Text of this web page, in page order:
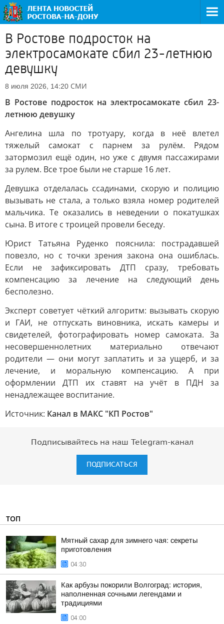
В Ростове подросток на
электросамокате сбил 23-летнюю
девушку
8 июля 2026, 14:20 СМИ
В Ростове подросток на электросамокате сбил 23-
летнюю девушку
Ангелина шла по тротуару, когда в неё влетел
тяжелый самокат с парнем за рулём. Рядом
затормозил ещё один, но уже с двумя пассажирами
за рулем. Все трое были не старше 16 лет.
Девушка отделалась ссадинами, скорую и полицию
вызывать не стала, а только взяла номер родителей
мальчика. Те оказались в неведении о покатушках
сына. В итоге с троицей провели беседу.
Юрист Татьяна Руденко пояснила: пострадавшей
повезло, но с точки зрения закона она ошиблась.
Если не зафиксировать ДТП сразу, требовать
компенсацию за лечение на следующий день
бесполезно.
Эксперт советует чёткий алгоритм: вызывать скорую
и ГАИ, не отпускать виновника, искать камеры и
свидетелей, фотографировать номер самоката. За
несовершеннолетних материально отвечают
родители — они могут заплатить и за ущерб, и за
лечение, и моральную компенсацию. А при
оформлении ДТП их ставят на учёт в ПДН за
ненадлежащее воспитание.
Источник: Канал в МАКС "КП Ростов"
Подписывайтесь на наш Telegram-канал
ПОДПИСАТЬСЯ
ТОП
Мятный сахар для зимнего чая: секреты
приготовления
04:30
Как арбузы покорили Волгоград: история,
наполненная сочными легендами и
традициями
04:00